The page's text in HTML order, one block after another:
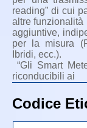
reading” di cui
altre funzionalità
aggiuntive,
per la misura
Ibridi, ecc.).
“Gli Smart
riconducibili ai
Codice